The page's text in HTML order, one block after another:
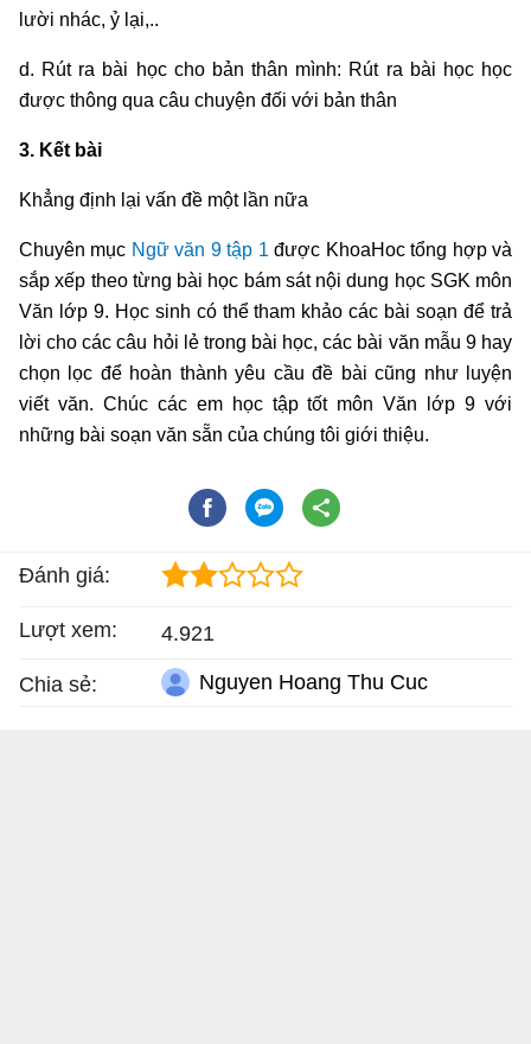
lười nhác, ỷ lại,..
d. Rút ra bài học cho bản thân mình: Rút ra bài học học
được thông qua câu chuyện đối với bản thân
3. Kết bài
Khẳng định lại vấn đề một lần nữa
Chuyên mục Ngữ văn 9 tập 1 được KhoaHoc tổng hợp và
sắp xếp theo từng bài học bám sát nội dung học SGK môn
Văn lớp 9. Học sinh có thể tham khảo các bài soạn để trả
lời cho các câu hỏi lẻ trong bài học, các bài văn mẫu 9 hay
chọn lọc để hoàn thành yêu cầu đề bài cũng như luyện
viết văn. Chúc các em học tập tốt môn Văn lớp 9 với
những bài soạn văn sẵn của chúng tôi giới thiệu.
Đánh giá:
Lượt xem: 4.921
Chia sẻ: Nguyen Hoang Thu Cuc